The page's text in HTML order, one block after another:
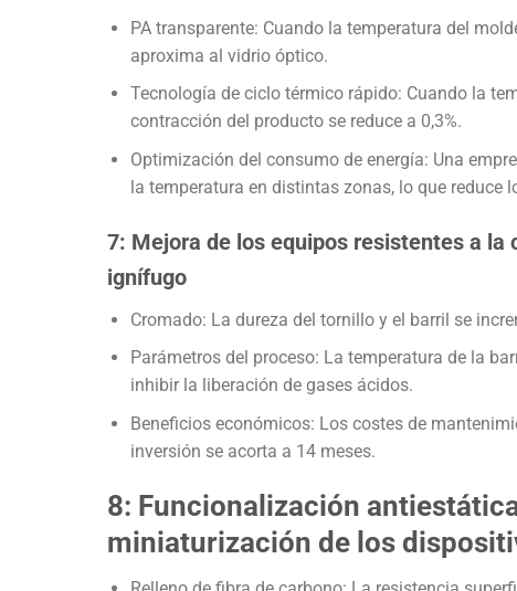
PA transparente: Cuando la temperatura del
aproxima al vidrio óptico.
Tecnología de ciclo térmico rápido: Cuando la
contracción del producto se reduce a 0,3%.
Optimización del consumo de energía: Una
la temperatura en distintas zonas, lo que reduce
7: Mejora de los equipos resistentes a
ignífugo
Cromado: La dureza del tornillo y el barril se
Parámetros del proceso: La temperatura de la
inhibir la liberación de gases ácidos.
Beneficios económicos: Los costes de
inversión se acorta a 14 meses.
8: Funcionalización
miniaturización de los